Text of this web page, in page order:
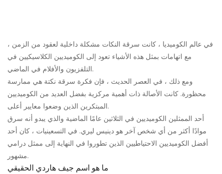
في عالم الكوميديا ​​، كانت سرقة النكات مشكلة داخلية لعقود من الزمن ،
مع اتهامات بمثل هذه الأشياء تعود إلى الكوميديين الكلاسيكيين في
التلفزيون والأفلام في الماضي.
ومع ذلك ، في العصر الحديث ، فإن فكرة سرقة نكتة هي ممارسة
محظورة. كانت الأصالة ذات أهمية مركزية بفضل العديد من الكوميديين
المبتكرين الذين وضعوا معايير أعلى.
أحد الممثلين الكوميديين في الثلاثين عامًا الماضية والذي يبدو أنه سرق
موادًا أكثر من أي شخص آخر هو دينيس ليري. في التسعينيات ، كان أحد
أفضل الكوميديين الاحتياطيين الذين تطوروا في النهاية إلى ممثل درامي
مشهور.
ما هو اسم جيف هاردي الحقيقي